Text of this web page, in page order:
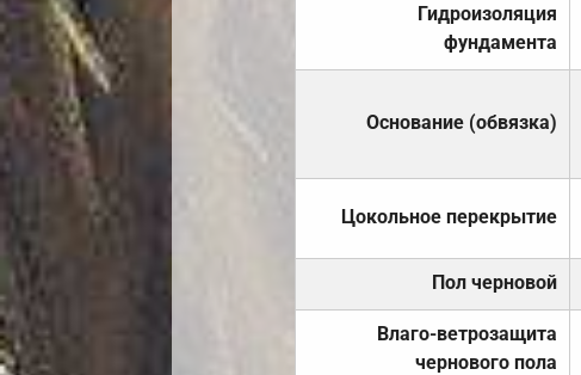
Гидроизоляция
фундамента
Основание (обвязка)
Цокольное перекрытие
Пол черновой
Влаго-ветрозащита
чернового пола